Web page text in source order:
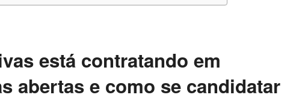
está contratando em
abertas e como se candidatar